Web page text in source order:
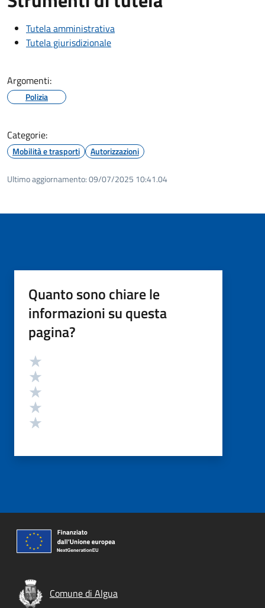
Tutela amministrativa
Tutela giurisdizionale
Argomenti:
Polizia
Categorie:
Mobilità e trasporti Autorizzazioni
Ultimo aggiornamento:09/07/2025 10:41.04
Quanto sono chiare le
informazioni su questa
pagina?
Valutazione
Comune di Algua